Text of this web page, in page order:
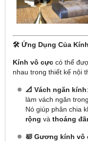
🛠️ Ứng Dụng Của
Kính vô cực có thể
nhau trong thiết kế nội
📐 Vách ngăn kính
làm vách ngăn
Nó giúp phân chia
rộng và thoáng
🛀 Gương kính vô